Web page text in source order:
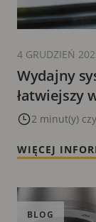
Wydajny
łatwiejszy
elastyczny
2 minut(y)
4 GRUDZIEŃ
WIĘCEJ
BLOG